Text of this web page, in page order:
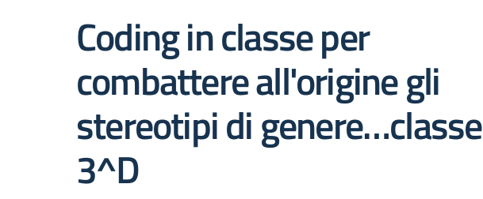
Coding in classe per
combattere all'origine gli
stereotipi di genere…classe
3^D